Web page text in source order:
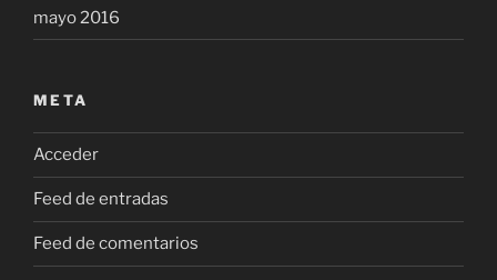
mayo 2016
META
Acceder
Feed de entradas
Feed de comentarios